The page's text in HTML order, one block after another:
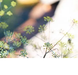
te lezen in de
andere